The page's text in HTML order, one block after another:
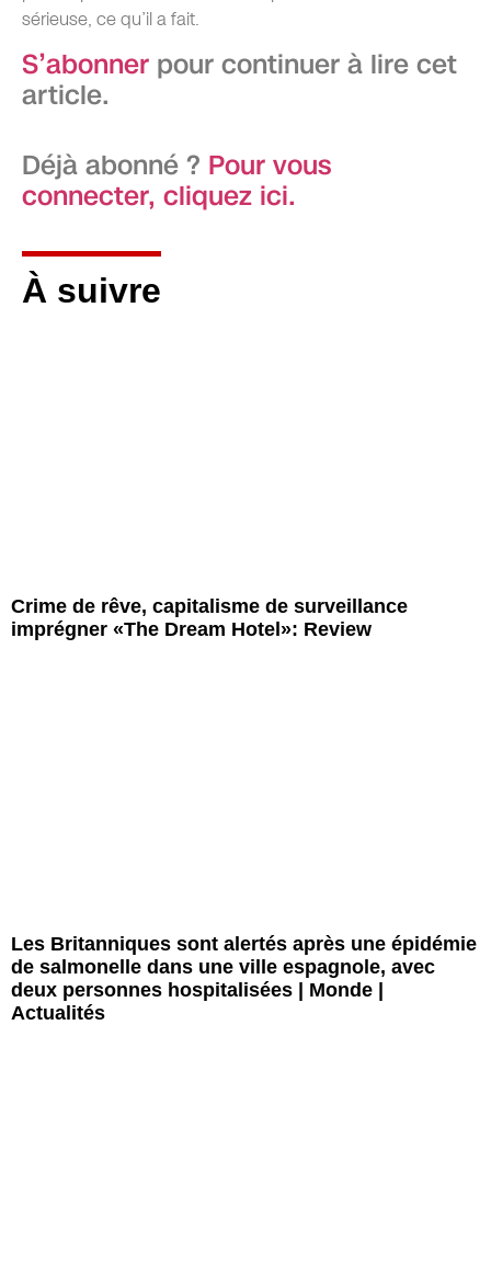
sérieuse, ce qu’il a fait.
S’abonner pour continuer à lire cet
article.
Déjà abonné ? Pour vous
connecter, cliquez ici.
À suivre
Crime de rêve, capitalisme de surveillance
imprégner «The Dream Hotel»: Review
Les Britanniques sont alertés après une épidémie
de salmonelle dans une ville espagnole, avec
deux personnes hospitalisées | Monde |
Actualités